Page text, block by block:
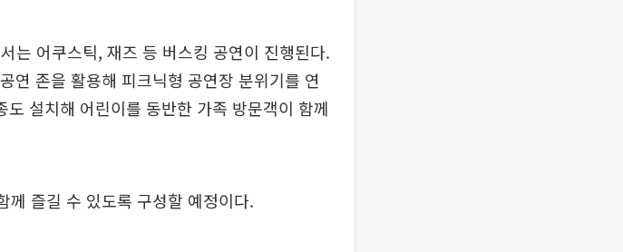
는 어쿠스틱, 재즈 등 버스킹 공연이 진행된다.
연 존을 활용해 피크닉형 공연장 분위기를 연
설치해 어린이를 동반한 가족 방문객이 함께
께 즐길 수 있도록 구성할 예정이다.